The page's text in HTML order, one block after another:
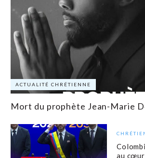
ACTUALITÉ CHRÉTIENNE
Mort du prophète Jean-Marie
au